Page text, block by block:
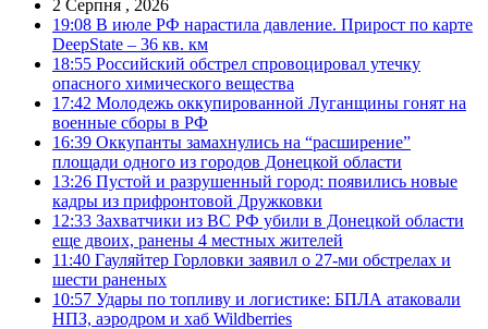
2 Серпня , 2026
19:08 В июле РФ нарастила давление. Прирост по карте
DeepState – 36 кв. км
18:55 Российский обстрел спровоцировал утечку
опасного химического вещества
17:42 Молодежь оккупированной Луганщины гонят на
военные сборы в РФ
16:39 Оккупанты замахнулись на “расширение”
площади одного из городов Донецкой области
13:26 Пустой и разрушенный город: появились новые
кадры из прифронтовой Дружковки
12:33 Захватчики из ВС РФ убили в Донецкой области
еще двоих, ранены 4 местных жителей
11:40 Гауляйтер Горловки заявил о 27-ми обстрелах и
шести раненых
10:57 Удары по топливу и логистике: БПЛА атаковали
НПЗ, аэродром и хаб Wildberries